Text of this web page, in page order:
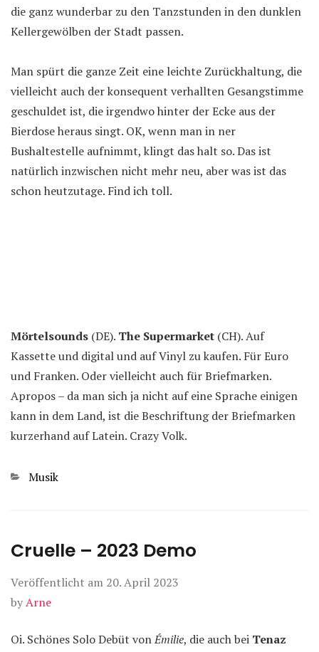
die ganz wunderbar zu den Tanzstunden in den dunklen
Kellergewölben der Stadt passen.
Man spürt die ganze Zeit eine leichte Zurückhaltung, die
vielleicht auch der konsequent verhallten Gesangstimme
geschuldet ist, die irgendwo hinter der Ecke aus der
Bierdose heraus singt. OK, wenn man in ner
Bushaltestelle aufnimmt, klingt das halt so. Das ist
natürlich inzwischen nicht mehr neu, aber was ist das
schon heutzutage. Find ich toll.
Mörtelsounds (DE). The Supermarket (CH). Auf
Kassette und digital und auf Vinyl zu kaufen. Für Euro
und Franken. Oder vielleicht auch für Briefmarken.
Apropos – da man sich ja nicht auf eine Sprache einigen
kann in dem Land, ist die Beschriftung der Briefmarken
kurzerhand auf Latein. Crazy Volk.
Kategorien
Musik
Cruelle – 2023 Demo
Veröffentlicht am 20. April 2023
byArne
Oi. Schönes Solo Debüt vonÉmilie, die auch bei Tenaz